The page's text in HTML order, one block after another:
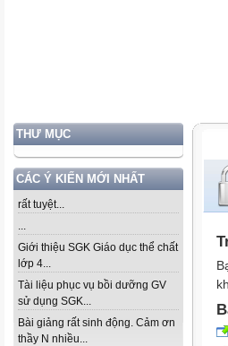
THƯ MỤC
CÁC Ý KIẾN MỚI NHẤT
rất tuyệt...
...
Giới thiệu SGK Giáo dục thể chất
lớp 4...
Tài liệu phục vụ bồi dưỡng GV
sử dụng SGK...
Bài giảng rất sinh động. Cảm ơn
thầy N nhiều...